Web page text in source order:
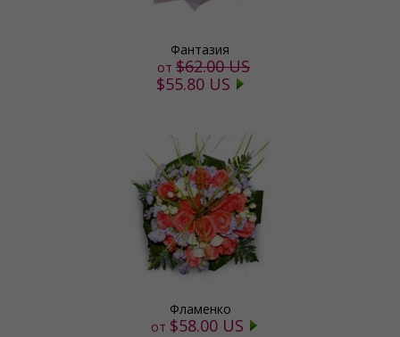
Фантазия
от $62.00 US
$55.80 US
Фламенко
от $58.00 US